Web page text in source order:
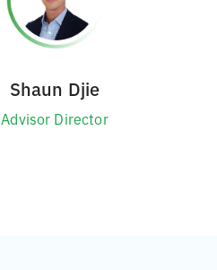
Shaun Djie
Advisor Director